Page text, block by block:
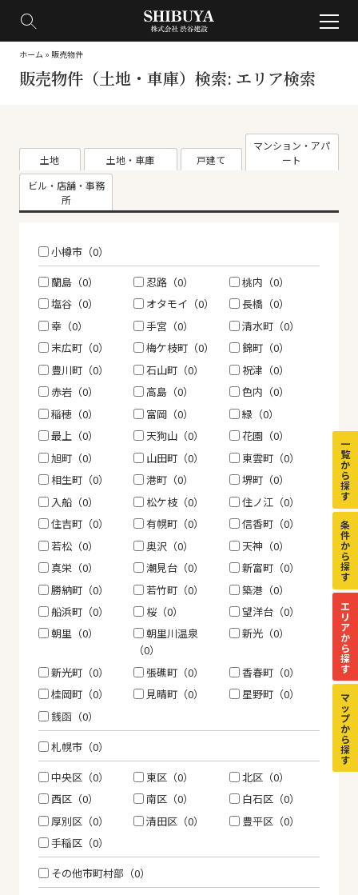
ホーム » 販売物件
販売物件（土地・車庫）検索: エリア検索
土地 土地・車庫 戸建て
マンション・アパ
ート
ビル・店舗・事務
所
一
覧
か
ら
探
す
条
件
か
ら
探
す
エ
リ
ア
か
ら
探
す
マ
ッ
プ
か
ら
探
す
小樽市（0）
蘭島（0）
忍路（0）
桃内（0）
塩谷（0）
オタモイ（0）
長橋（0）
幸（0）
手宮（0）
清水町（0）
末広町（0）
梅ケ枝町（0）
錦町（0）
豊川町（0）
石山町（0）
祝津（0）
赤岩（0）
高島（0）
色内（0）
稲穂（0）
富岡（0）
緑（0）
最上（0）
天狗山（0）
花園（0）
旭町（0）
山田町（0）
東雲町（0）
相生町（0）
港町（0）
堺町（0）
入船（0）
松ケ枝（0）
住ノ江（0）
住吉町（0）
有幌町（0）
信香町（0）
若松（0）
奥沢（0）
天神（0）
真栄（0）
潮見台（0）
新富町（0）
勝納町（0）
若竹町（0）
築港（0）
船浜町（0）
桜（0）
望洋台（0）
朝里（0）
朝里川温泉
（0）
新光（0）
新光町（0） 張礁町（0）
香春町（0）
桂岡町（0）
見晴町（0）
星野町（0）
銭函（0）
札幌市（0）
中央区（0）
東区（0）
北区（0）
西区（0）
南区（0）
白石区（0）
厚別区（0）
清田区（0）
豊平区（0）
手稲区（0）
その他市町村部（0）